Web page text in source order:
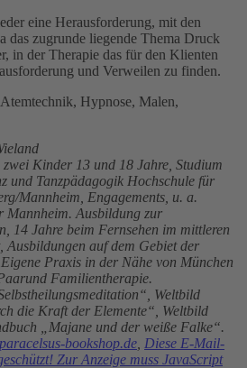
eine Herausforderung, mit den
das zugrunde liegende Thema Druck
in der Therapie das für den Klienten
und Verweilen zu finden.
Hypnose, Malen,
zwei Kinder 13 und 18 Jahre, Studium
und Tanzpädagogik Hochschule für
Mannheim, Engagements, u. a.
Mannheim. Ausbildung zur
14 Jahre beim Fernsehen im mittleren
Ausbildungen auf dem Gebiet der
Praxis in der Nähe von München
Familientherapie.
Weltbild
die Kraft der Elemente“, Weltbild
„Majane und der weiße Falke“.
bookshop.de Diese E-Mail-
Zur Anzeige muss JavaScript